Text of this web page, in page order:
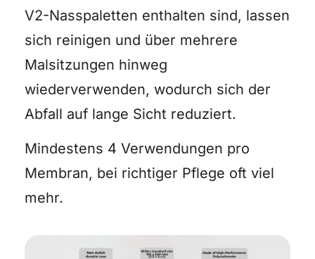
V2-Nasspaletten enthalten sind, lassen
sich reinigen und über mehrere
Malsitzungen hinweg
wiederverwenden, wodurch sich der
Abfall auf lange Sicht reduziert.
Mindestens 4 Verwendungen pro
Membran, bei richtiger Pflege oft viel
mehr.